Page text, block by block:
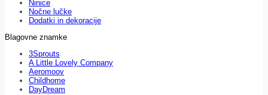
Ninice
Nočne lučke
Dodatki in dekoracije
Blagovne znamke
3Sprouts
A Little Lovely Company
Aeromoov
Childhome
DayDream